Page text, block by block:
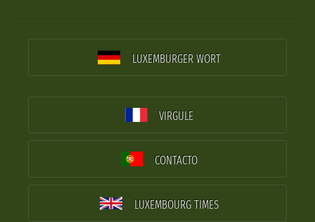
LUXEMBURGER WORT
VIRGULE
CONTACTO
LUXEMBOURG TIMES